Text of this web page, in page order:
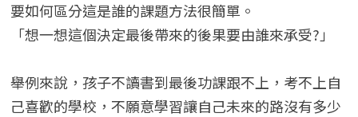
要如何區分這是誰的課題方法很簡單。
「想一想這個決定最後帶來的後果要由誰來承受?」
舉例來說，孩子不讀書到最後功課跟不上，考不上自
己喜歡的學校，不願意學習讓自己未來的路沒有多少